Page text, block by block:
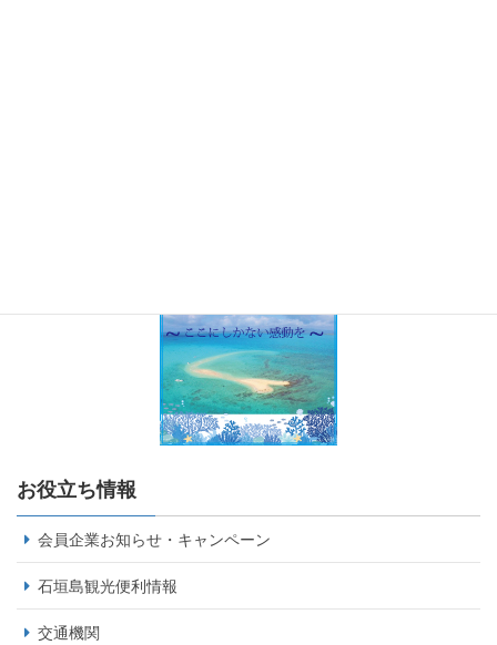
お役立ち情報
会員企業お知らせ・キャンペーン
石垣島観光便利情報
交通機関